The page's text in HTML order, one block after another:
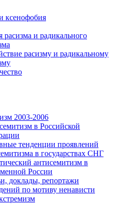
ксенофобия
расизма и радикального
расизму и радикальному
2003-2006
в Российской
тенденции проявлений
в государствах СНГ
антисемитизм в
России
доклады, репортажи
по мотиву ненависти